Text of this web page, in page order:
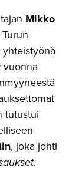
Mikko
vuonna
tutustui
, joka johti
.